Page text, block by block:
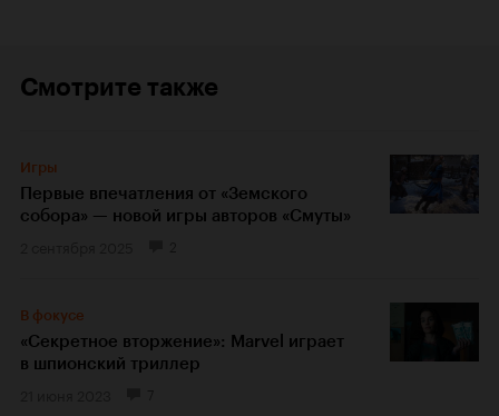
Смотрите также
Игры
Первые впечатления от «Земского
собора» — новой игры авторов «Смуты»
В фокусе
«Секретное вторжение»: Marvel играет
в шпионский триллер